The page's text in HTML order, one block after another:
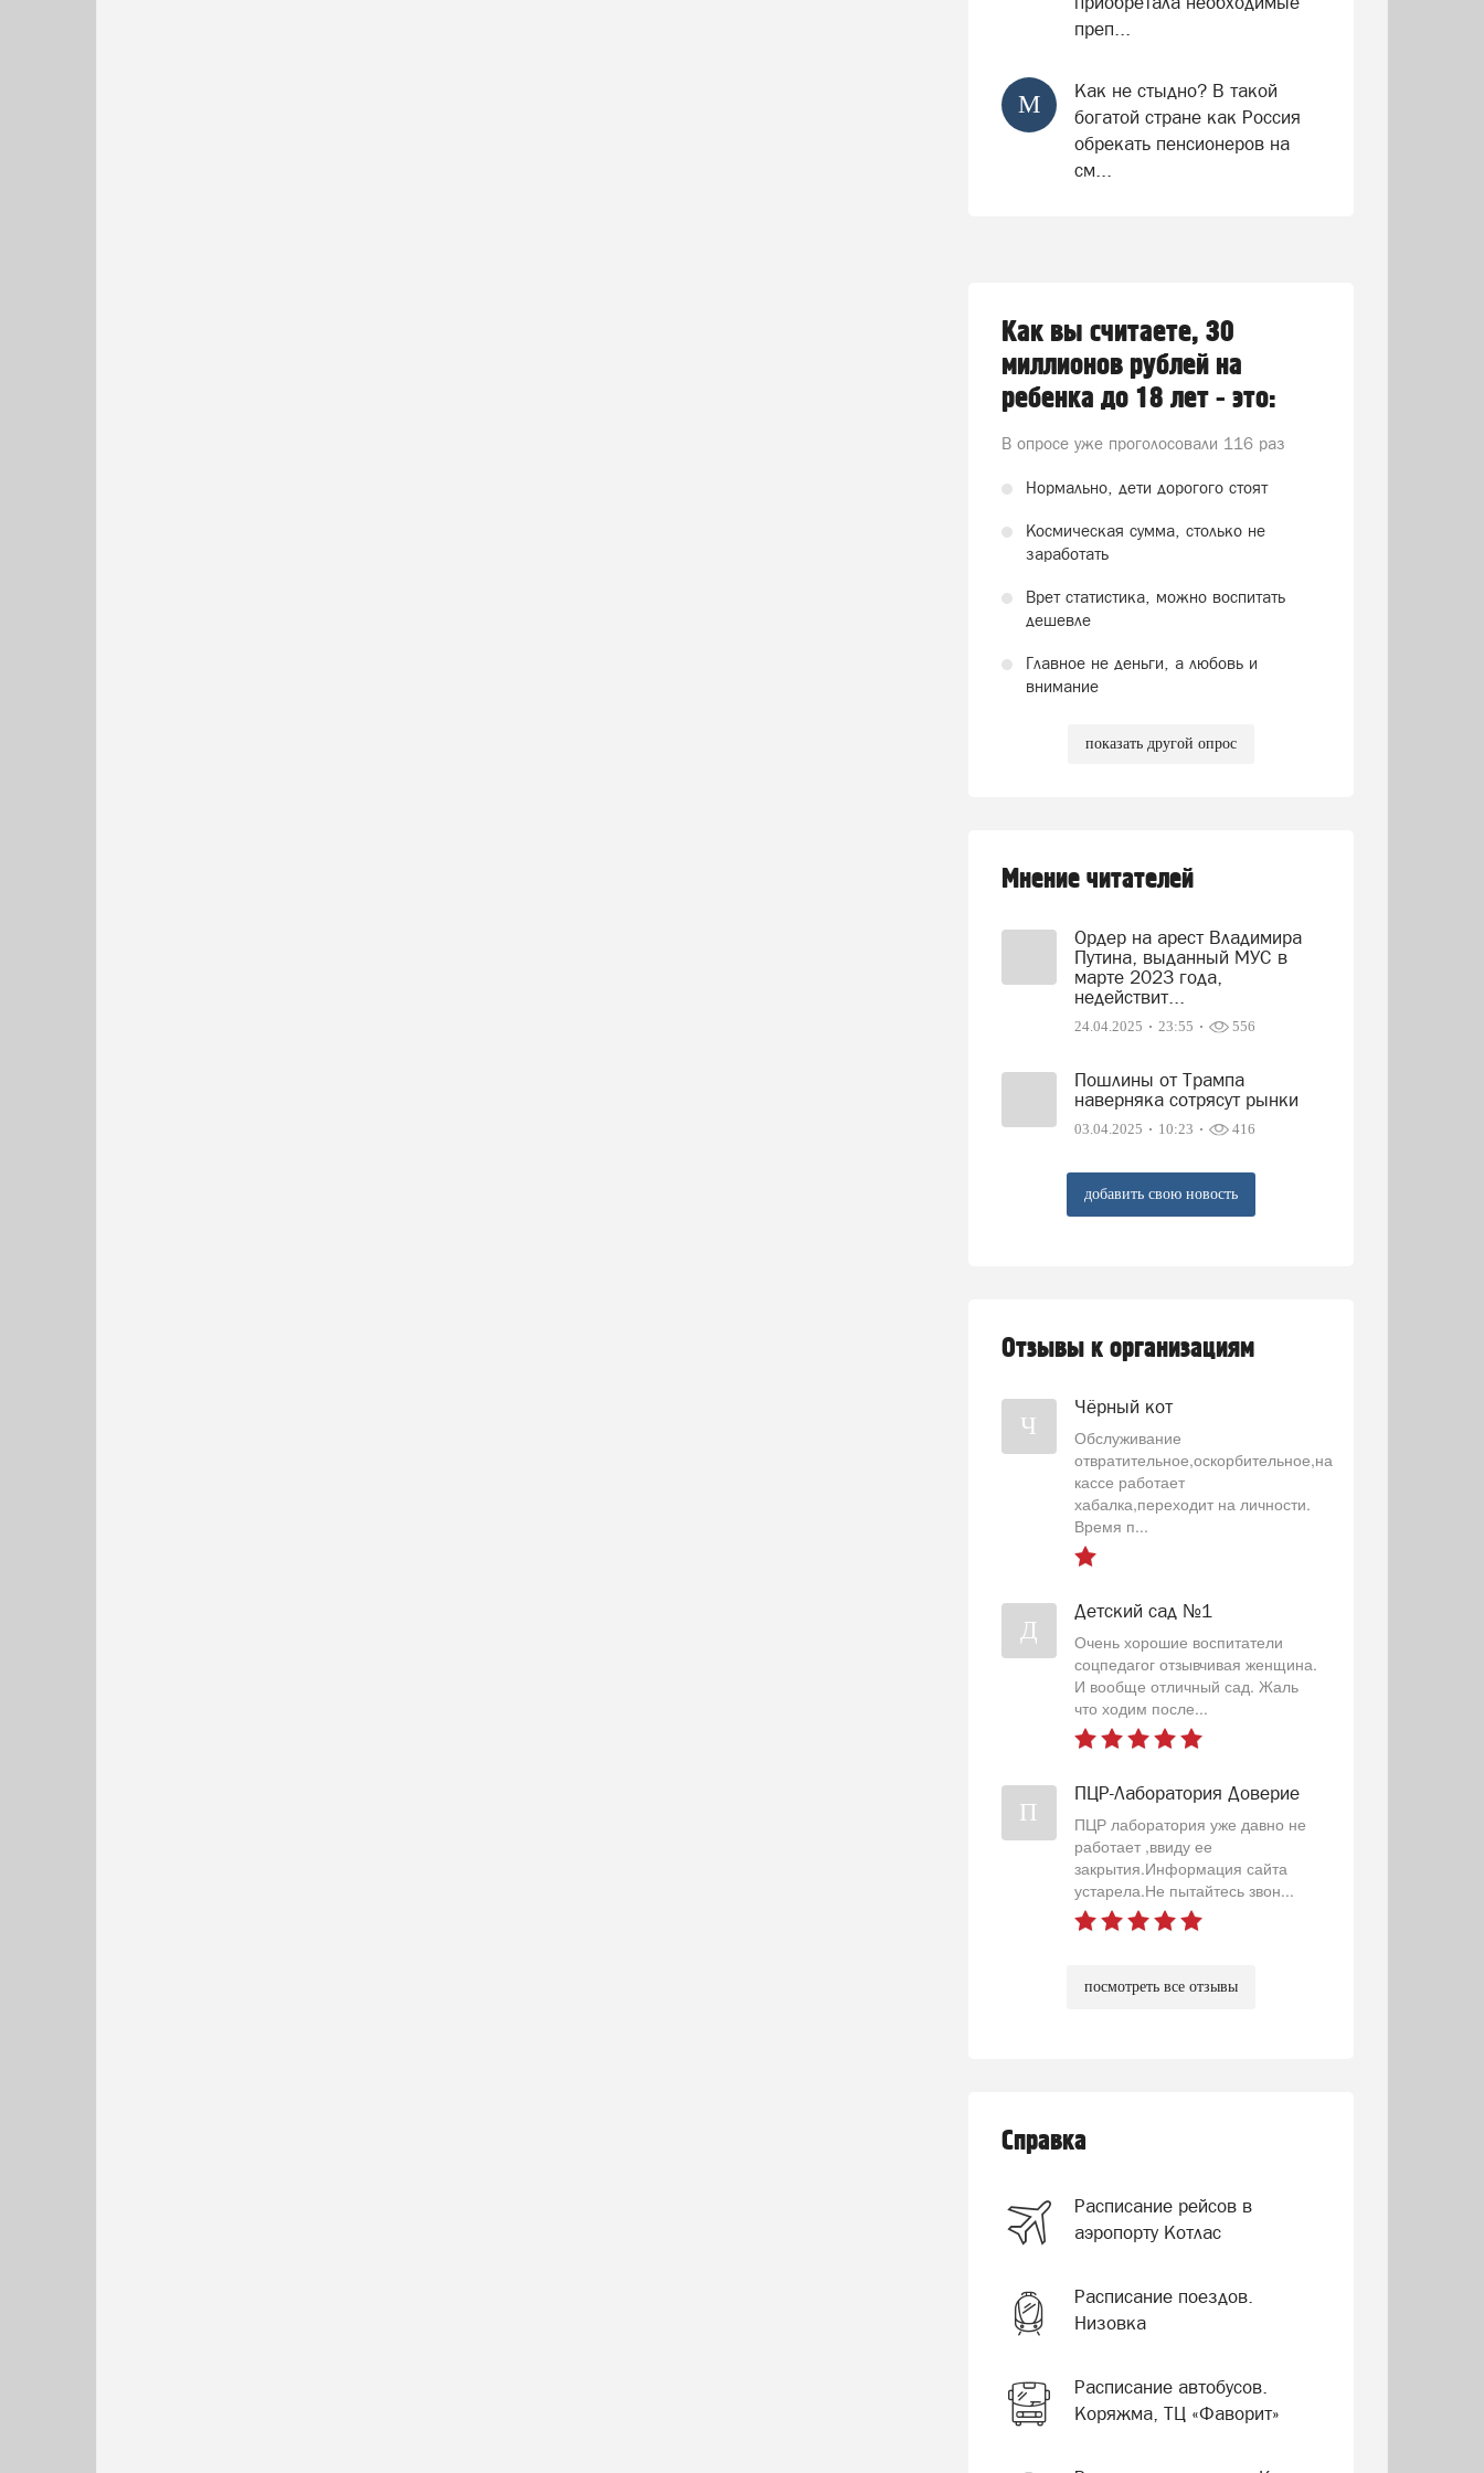
преп...
М
Как не стыдно? В такой
богатой стране как Россия
обрекать пенсионеров на
см...
Как вы считаете, 30
миллионов рублей на
ребенка до 18 лет - это:
В опросе уже проголосовали 116 раз
Нормально, дети дорогого стоят
Космическая сумма, столько не
заработать
Врет статистика, можно воспитать
дешевле
Главное не деньги, а любовь и
внимание
показать другой опрос
Мнение читателей
Ордер на арест Владимира
Путина, выданный МУС в
марте 2023 года,
недействит...
24.04.2025 23:55 556
Пошлины от Трампа
наверняка сотрясут рынки
03.04.2025 10:23 416
добавить свою новость
Отзывы к организациям
Ч
Чёрный кот
Обслуживание
отвратительное,оскорбительное,на
кассе работает
хабалка,переходит на личности.
Время п...
Д
Детский сад №1
Очень хорошие воспитатели
соцпедагог отзывчивая женщина.
И вообще отличный сад. Жаль
что ходим после...
П
ПЦР-Лаборатория Доверие
ПЦР лаборатория уже давно не
работает ,ввиду ее
закрытия.Информация сайта
устарела.Не пытайтесь звон...
посмотреть все отзывы
Справка
Расписание рейсов в
аэропорту Котлас
Расписание поездов.
Низовка
Расписание автобусов.
Коряжма, ТЦ «Фаворит»